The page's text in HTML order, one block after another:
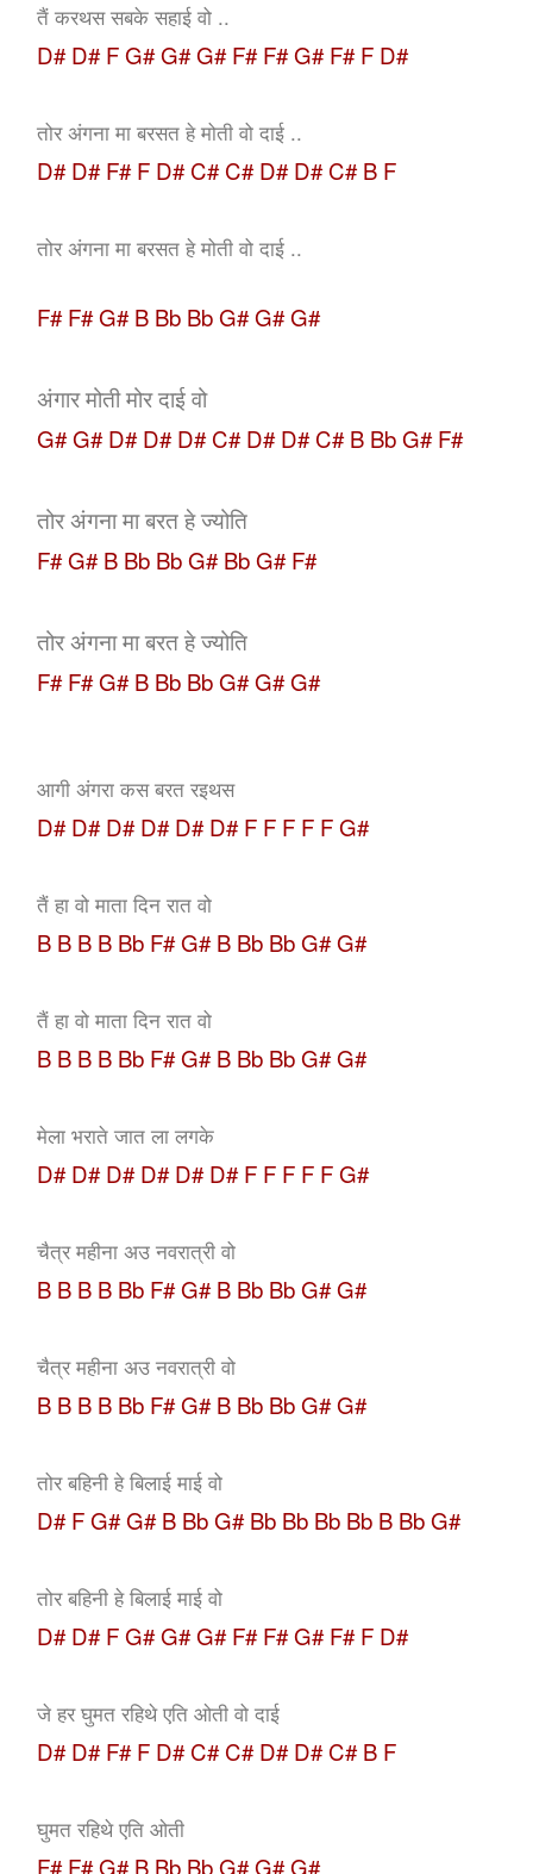
तैं करथस सबके सहाई वो ..
D# D# F G# G# G# F# F# G# F# F D#
तोर अंगना मा बरसत हे मोती वो दाई ..
D# D# F# F D# C# C# D# D# C# B F
तोर अंगना मा बरसत हे मोती वो दाई ..
F# F# G# B Bb Bb G# G# G#
अंगार मोती मोर दाई वो
G# G# D# D# D# C# D# D# C# B Bb G# F#
तोर अंगना मा बरत हे ज्योति
F# G# B Bb Bb G# Bb G# F#
तोर अंगना मा बरत हे ज्योति
F# F# G# B Bb Bb G# G# G#
आगी अंगरा कस बरत रइथस
D# D# D# D# D# D#F F F F F G#
तैं हा वो माता दिन रात वो
B B B B Bb F# G# B Bb Bb G# G#
तैं हा वो माता दिन रात वो
B B B B Bb F# G# B Bb Bb G# G#
मेला भराते जात ला लगके
D# D# D# D# D# D#F F F F F G#
चैत्र महीना अउ नवरात्री वो
B B B B Bb F# G# B Bb Bb G# G#
चैत्र महीना अउ नवरात्री वो
B B B B Bb F# G# B Bb Bb G# G#
तोर बहिनी हे बिलाई माई वो
D# F G# G# B Bb G# Bb Bb Bb Bb B Bb G#
तोर बहिनी हे बिलाई माई वो
D# D# F G# G# G# F# F# G# F# F D#
जे हर घुमत रहिथे एति ओती वो दाई
D# D# F# F D# C# C# D# D# C# B F
घुमत रहिथे एति ओती
F# F# G# B Bb Bb G# G# G#